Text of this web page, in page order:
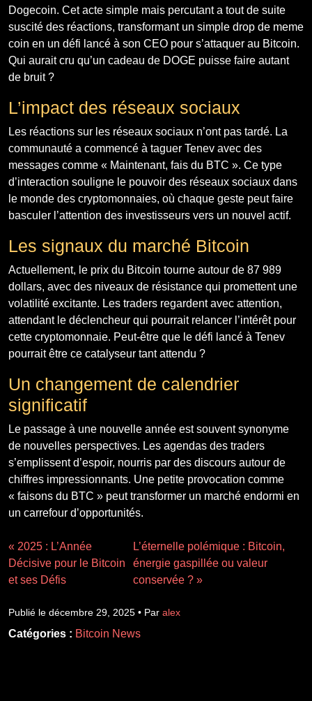
Dogecoin. Cet acte simple mais percutant a tout de suite
suscité des réactions, transformant un simple drop de meme
coin en un défi lancé à son CEO pour s’attaquer au Bitcoin.
Qui aurait cru qu’un cadeau de DOGE puisse faire autant
de bruit ?
L’impact des réseaux sociaux
Les réactions sur les réseaux sociaux n’ont pas tardé. La
communauté a commencé à taguer Tenev avec des
messages comme « Maintenant, fais du BTC ». Ce type
d’interaction souligne le pouvoir des réseaux sociaux dans
le monde des cryptomonnaies, où chaque geste peut faire
basculer l’attention des investisseurs vers un nouvel actif.
Les signaux du marché Bitcoin
Actuellement, le prix du Bitcoin tourne autour de 87 989
dollars, avec des niveaux de résistance qui promettent une
volatilité excitante. Les traders regardent avec attention,
attendant le déclencheur qui pourrait relancer l’intérêt pour
cette cryptomonnaie. Peut-être que le défi lancé à Tenev
pourrait être ce catalyseur tant attendu ?
Un changement de calendrier
significatif
Le passage à une nouvelle année est souvent synonyme
de nouvelles perspectives. Les agendas des traders
s’emplissent d’espoir, nourris par des discours autour de
chiffres impressionnants. Une petite provocation comme
« faisons du BTC » peut transformer un marché endormi en
un carrefour d’opportunités.
« 2025 : L’Année
Décisive pour le Bitcoin
et ses Défis
L’éternelle polémique : Bitcoin,
énergie gaspillée ou valeur
conservée ? »
Publié le décembre 29, 2025 • Par alex
Catégories : Bitcoin News